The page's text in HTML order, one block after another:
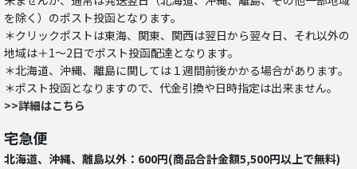
を除く）のポスト投函となります。
＊クリックポストは東海、関東、関西は翌日から翌々日、それ以外の
地域は＋1～2日でポスト投函配達となります。
＊北海道、沖縄、離島に関しては１週間前後かかる場合があります。
＊ポスト投函となりますので、代金引換や日時指定は出来ません。
>>詳細はこちら
宅急便
北海道、沖縄、離島以外：600円(商品合計金額5,500円以上で無料)